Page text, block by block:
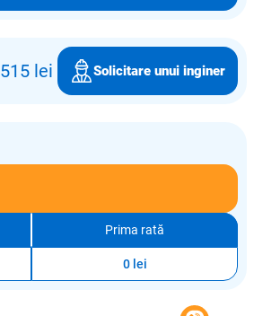
515 lei Solicitare unui inginer
Prima rată
0 lei